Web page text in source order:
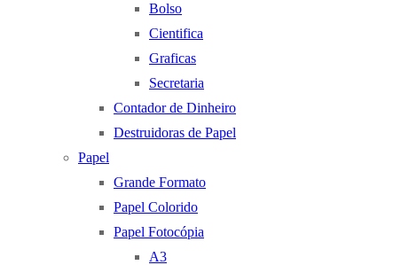
Bolso
Cientifica
Graficas
Secretaria
Contador de Dinheiro
Destruidoras de Papel
Papel
Grande Formato
Papel Colorido
Papel Fotocópia
A3